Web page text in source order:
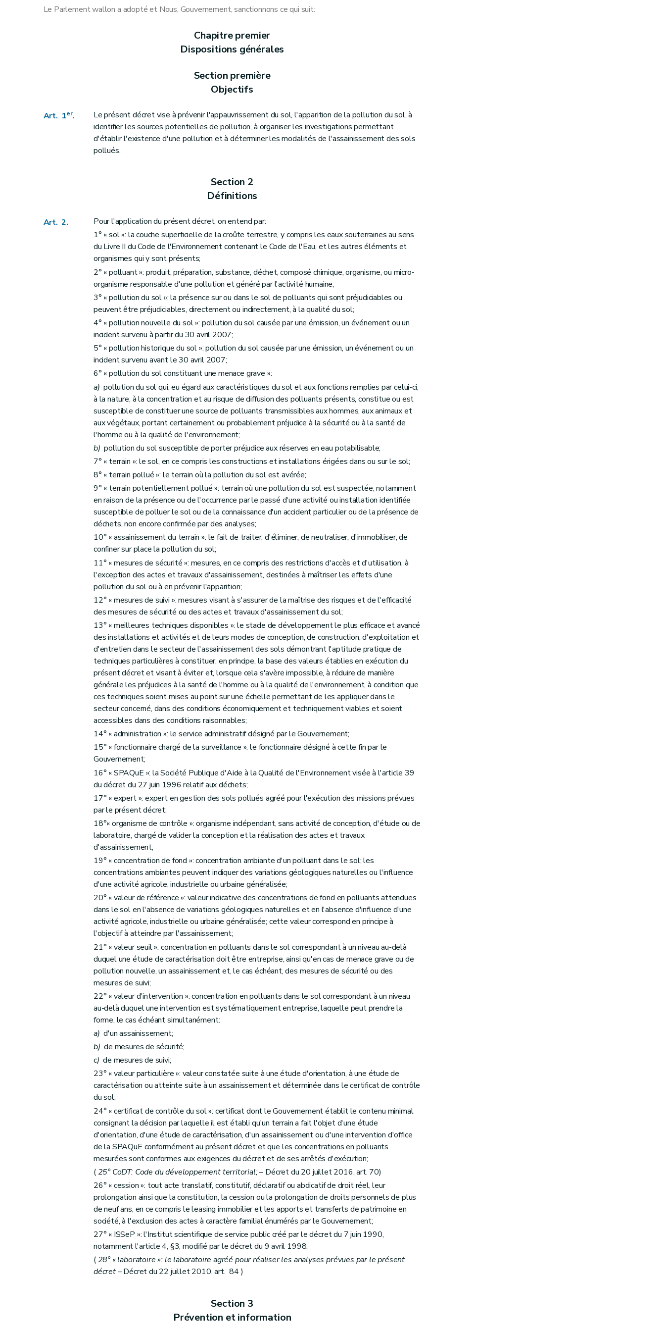
Art. 8
Banque de données de l'état des sols
Art. 13
Art. 14
Art. 15
Art. 16
Eléments générateurs et titulaires
Art. 18
Section 2 Eléments générateurs
Art. 19
Art. 20
Art. 21
Section 3
Titulaires des obligations
Sous-section première Identification des titulaires
Art. 22
Sous-section 2 Motifs d'exonération
Art. 23
Art. 24
Art. 25
Art. 26
Chapitre IV Déroulement des investigations et de l'assainissement du terrain
Section première Laboratoires et experts
Art. 27
Art. 28
Art. 29
Art. 30
Art. 31
Art. 32
Art. 33
Art. 34
Art. 35
Section 2
Des investigations
Sous-section première Étude d'orientation
Art. 37
Art. 38
Art. 39
Art. 40
Art. 41
Sous-section 2 Étude de caractérisation
Art. 42
Art. 43
Art. 44
Art. 45
Art. 46
Section 3 De l'assainissement des terrains
Sous-section première
Art. 47
Art. 49
Sous-section 2
Des objectifs de l'assainissement
Art. 50
Art. 51
Art. 52
Sous-section 3 Des actes et travaux d'assainissement
Art. 53
Art. 54
Art. 55
Art. 56
Art. 57
Art. 58
Art. 59
Art. 60
Art. 61
Art. 62
Art. 64
Sous-section 4
De la surveillance des actes et travaux d'assainissement
Art. 65
Art. 66
Art. 67
Section 4 Dispositions communes aux sections précédentes
Art. 68
Art. 69
69bis
Chapitre VI Des mesures d'office
Chapitre VII Des infractions
Dispositions abrogatoires et modificatives
Le Parlement wallon a adopté et Nous, Gouvernement, sanctionnons ce qui suit:
Chapitre premier
Dispositions générales
Section première
Objectifs
Art. 1er.
Le présent décret vise à prévenir l'appauvrissement du sol, l'apparition de la pollution du sol, à
identifier les sources potentielles de pollution, à organiser les investigations permettant
d'établir l'existence d'une pollution et à déterminer les modalités de l'assainissement des sols
pollués.
Section 2
Définitions
Art. 2.
Pour l'application du présent décret, on entend par:
1° « sol »: la couche superficielle de la croûte terrestre, y compris les eaux souterraines au sens
du Livre II du Code de l'Environnement contenant le Code de l'Eau, et les autres éléments et
organismes qui y sont présents;
2° « polluant »: produit, préparation, substance, déchet, composé chimique, organisme, ou micro-
organisme responsable d'une pollution et généré par l'activité humaine;
3° « pollution du sol »: la présence sur ou dans le sol de polluants qui sont préjudiciables ou
peuvent être préjudiciables, directement ou indirectement, à la qualité du sol;
4° « pollution nouvelle du sol »: pollution du sol causée par une émission, un événement ou un
incident survenu à partir du 30 avril 2007;
5° « pollution historique du sol »: pollution du sol causée par une émission, un événement ou un
incident survenu avant le 30 avril 2007;
6° « pollution du sol constituant une menace grave »:
a) pollution du sol qui, eu égard aux caractéristiques du sol et aux fonctions remplies par celui-ci,
à la nature, à la concentration et au risque de diffusion des polluants présents, constitue ou est
susceptible de constituer une source de polluants transmissibles aux hommes, aux animaux et
aux végétaux, portant certainement ou probablement préjudice à la sécurité ou à la santé de
l'homme ou à la qualité de l'environnement;
b) pollution du sol susceptible de porter préjudice aux réserves en eau potabilisable;
7° « terrain »: le sol, en ce compris les constructions et installations érigées dans ou sur le sol;
8° « terrain pollué »: le terrain où la pollution du sol est avérée;
9° « terrain potentiellement pollué »: terrain où une pollution du sol est suspectée, notamment
en raison de la présence ou de l'occurrence par le passé d'une activité ou installation identifiée
susceptible de polluer le sol ou de la connaissance d'un accident particulier ou de la présence de
déchets, non encore confirmée par des analyses;
10° « assainissement du terrain »: le fait de traiter, d'éliminer, de neutraliser, d'immobiliser, de
confiner sur place la pollution du sol;
11° « mesures de sécurité »: mesures, en ce compris des restrictions d'accès et d'utilisation, à
l'exception des actes et travaux d'assainissement, destinées à maîtriser les effets d'une
pollution du sol ou à en prévenir l'apparition;
12° « mesures de suivi »: mesures visant à s'assurer de la maîtrise des risques et de l'efficacité
des mesures de sécurité ou des actes et travaux d'assainissement du sol;
13° « meilleures techniques disponibles »: le stade de développement le plus efficace et avancé
des installations et activités et de leurs modes de conception, de construction, d'exploitation et
d'entretien dans le secteur de l'assainissement des sols démontrant l'aptitude pratique de
techniques particulières à constituer, en principe, la base des valeurs établies en exécution du
présent décret et visant à éviter et, lorsque cela s'avère impossible, à réduire de manière
générale les préjudices à la santé de l'homme ou à la qualité de l'environnement, à condition que
ces techniques soient mises au point sur une échelle permettant de les appliquer dans le
secteur concerné, dans des conditions économiquement et techniquement viables et soient
accessibles dans des conditions raisonnables;
14° « administration »: le service administratif désigné par le Gouvernement;
15° « fonctionnaire chargé de la surveillance »: le fonctionnaire désigné à cette fin par le
Gouvernement;
16° « SPAQuE »: la Société Publique d'Aide à la Qualité de l'Environnement visée à l'article 39
du décret du 27 juin 1996 relatif aux déchets;
17° « expert »: expert en gestion des sols pollués agréé pour l'exécution des missions prévues
par le présent décret;
18°« organisme de contrôle »: organisme indépendant, sans activité de conception, d'étude ou de
laboratoire, chargé de valider la conception et la réalisation des actes et travaux
d'assainissement;
19° « concentration de fond »: concentration ambiante d'un polluant dans le sol; les
concentrations ambiantes peuvent indiquer des variations géologiques naturelles ou l'influence
d'une activité agricole, industrielle ou urbaine généralisée;
20° « valeur de référence »: valeur indicative des concentrations de fond en polluants attendues
dans le sol en l'absence de variations géologiques naturelles et en l'absence d'influence d'une
activité agricole, industrielle ou urbaine généralisée; cette valeur correspond en principe à
l'objectif à atteindre par l'assainissement;
21° « valeur seuil »: concentration en polluants dans le sol correspondant à un niveau au-delà
duquel une étude de caractérisation doit être entreprise, ainsi qu'en cas de menace grave ou de
pollution nouvelle, un assainissement et, le cas échéant, des mesures de sécurité ou des
mesures de suivi;
22° « valeur d'intervention »: concentration en polluants dans le sol correspondant à un niveau
au-delà duquel une intervention est systématiquement entreprise, laquelle peut prendre la
forme, le cas échéant simultanément:
a) d'un assainissement;
b) de mesures de sécurité;
c) de mesures de suivi;
23° « valeur particulière »: valeur constatée suite à une étude d'orientation, à une étude de
caractérisation ou atteinte suite à un assainissement et déterminée dans le certificat de contrôle
du sol;
24° « certificat de contrôle du sol »: certificat dont le Gouvernement établit le contenu minimal
consignant la décision par laquelle il est établi qu'un terrain a fait l'objet d'une étude
d'orientation, d'une étude de caractérisation, d'un assainissement ou d'une intervention d'office
de la SPAQuE conformément au présent décret et que les concentrations en polluants
mesurées sont conformes aux exigences du décret et de ses arrêtés d'exécution;
( 25° CoDT: Code du développement territorial;– Décret du 20 juillet 2016, art. 70)
26° « cession »: tout acte translatif, constitutif, déclaratif ou abdicatif de droit réel, leur
prolongation ainsi que la constitution, la cession ou la prolongation de droits personnels de plus
de neuf ans, en ce compris le leasing immobilier et les apports et transferts de patrimoine en
société, à l'exclusion des actes à caractère familial énumérés par le Gouvernement;
27° « ISSeP »: l'Institut scientifique de service public créé par le décret du 7 juin 1990,
notamment l'article 4, §3, modifié par le décret du 9 avril 1998;
( 28° « laboratoire »: le laboratoire agréé pour réaliser les analyses prévues par le présent
décret– Décret du 22 juillet 2010, art. 84 )
Section 3
Prévention et information